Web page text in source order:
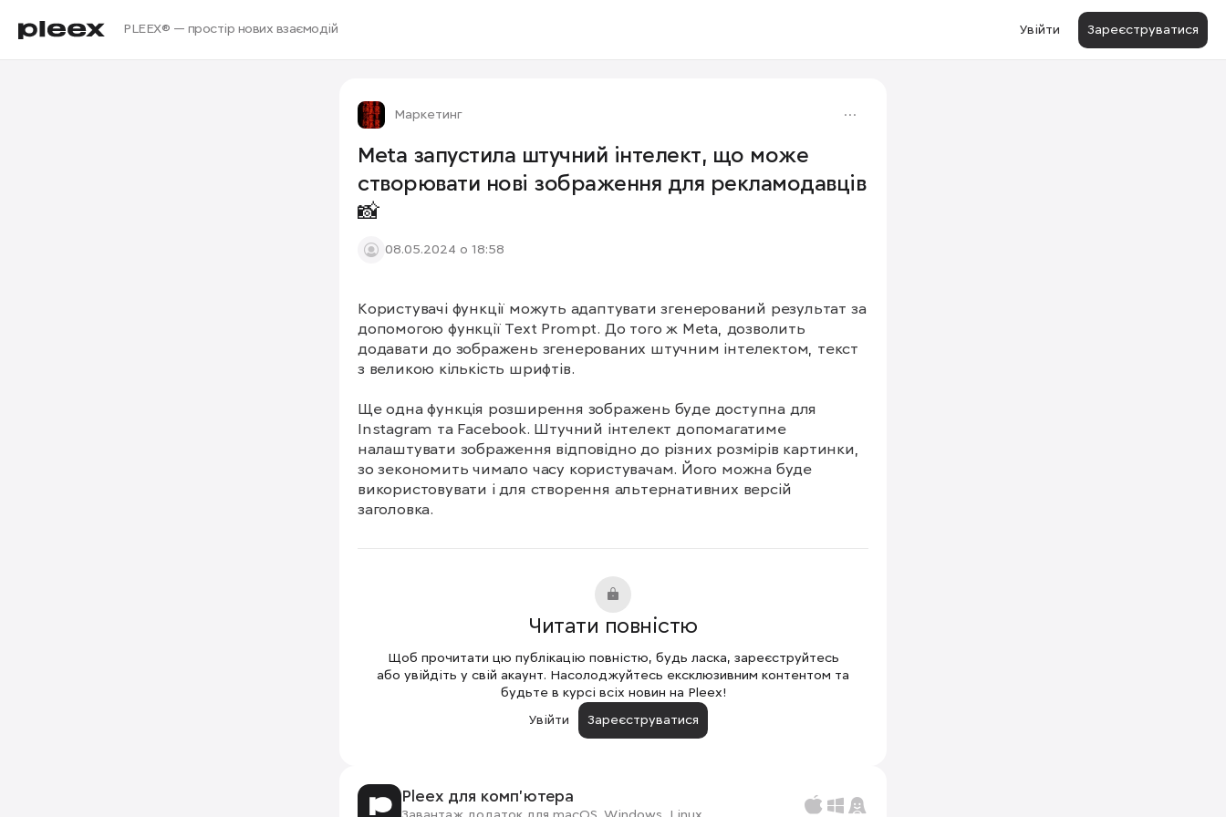
PLEEX® — простір нових взаємодій Увійти Зареєструватися
Маркетинг
Meta запустила штучний інтелект, що може
створювати нові зображення для рекламодавців
📸
08.05.2024 о 18:58
1/2
Користувачі функції можуть адаптувати згенерований результат за
допомогою функції Text Prompt. До того ж Meta, дозволить
додавати до зображень згенерованих штучним інтелектом, текст
з великою кількість шрифтів.
Ще одна функція розширення зображень буде доступна для
Instagram та Facebook. Штучний інтелект допомагатиме
налаштувати зображення відповідно до різних розмірів картинки,
зо зекономить чимало часу користувачам. Його можна буде
використовувати і для створення альтернативних версій
заголовка.
Читати повністю
Щоб прочитати цю публікацію повністю, будь ласка, зареєструйтесь
або увійдіть у свій акаунт. Насолоджуйтесь ексклюзивним контентом та
будьте в курсі всіх новин на Pleex!
Увійти
Зареєструватися
Pleex для комп'ютера